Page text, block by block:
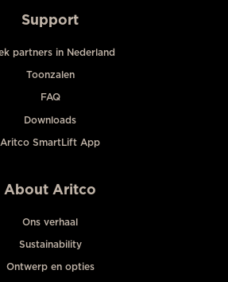
Support
partners in Nederland
Toonzalen
FAQ
Downloads
Aritco SmartLift App
About Aritco
Ons verhaal
Sustainability
Ontwerp en opties